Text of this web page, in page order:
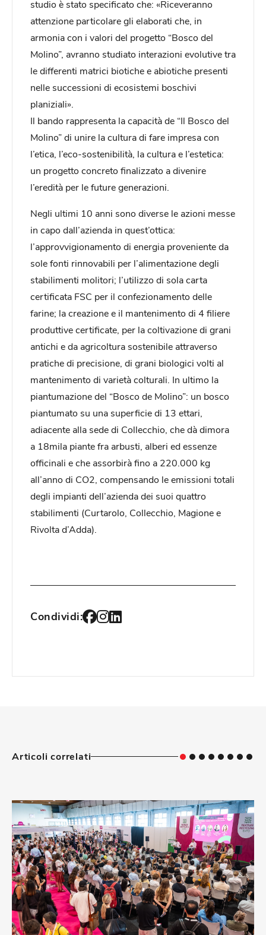
studio è stato specificato che: «Riceveranno
attenzione particolare gli elaborati che, in
armonia con i valori del progetto “Bosco del
Molino”, avranno studiato interazioni evolutive tra
le differenti matrici biotiche e abiotiche presenti
nelle successioni di ecosistemi boschivi
planiziali».
Il bando rappresenta la capacità de “Il Bosco del
Molino” di unire la cultura di fare impresa con
l’etica, l’eco-sostenibilità, la cultura e l’estetica:
un progetto concreto finalizzato a divenire
l’eredità per le future generazioni.
Negli ultimi 10 anni sono diverse le azioni messe
in capo dall’azienda in quest’ottica:
l’approvvigionamento di energia proveniente da
sole fonti rinnovabili per l’alimentazione degli
stabilimenti molitori; l’utilizzo di sola carta
certificata FSC per il confezionamento delle
farine; la creazione e il mantenimento di 4 filiere
produttive certificate, per la coltivazione di grani
antichi e da agricoltura sostenibile attraverso
pratiche di precisione, di grani biologici volti al
mantenimento di varietà colturali. In ultimo la
piantumazione del “Bosco de Molino”: un bosco
piantumato su una superficie di 13 ettari,
adiacente alla sede di Collecchio, che dà dimora
a 18mila piante fra arbusti, alberi ed essenze
officinali e che assorbirà fino a 220.000 kg
all’anno di CO2, compensando le emissioni totali
degli impianti dell’azienda dei suoi quattro
stabilimenti (Curtarolo, Collecchio, Magione e
Rivolta d’Adda).
Condividi:
Articoli correlati